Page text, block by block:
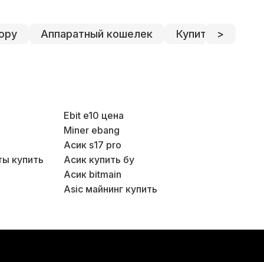
Аппаратный кошелек Купить асики в
>
Ebit e10 цена
Miner ebang
Асик s17 pro
купить
Асик купить бу
Асик bitmain
Asic майнинг купить